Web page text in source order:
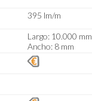
395 lm/m
Largo: 10.000 mm
Ancho: 8 mm